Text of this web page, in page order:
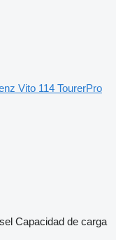
Vito 114 TourerPro
Capacidad de carga